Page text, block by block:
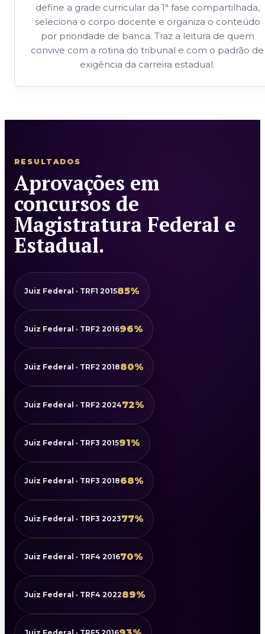
define a grade curricular da 1ª fase compartilhada,
seleciona o corpo docente e organiza o conteúdo
por prioridade de banca. Traz a leitura de quem
convive com a rotina do tribunal e com o padrão de
exigência da carreira estadual.
RESULTADOS
Aprovações em
concursos de
Magistratura Federal e
Estadual.
Juiz Federal · TRF1 201585%
Juiz Federal · TRF2 201696%
Juiz Federal · TRF2 201880%
Juiz Federal · TRF2 202472%
Juiz Federal · TRF3 201591%
Juiz Federal · TRF3 201868%
Juiz Federal · TRF3 202377%
Juiz Federal · TRF4 201670%
Juiz Federal · TRF4 202289%